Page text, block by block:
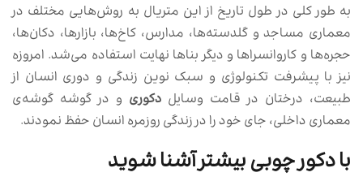
به طور کلی در طول تاریخ از این متریال به روش‌هایی مختلف در
معماری مساجد و گلدسته‌ها، مدارس، کاخ‌ها، بازارها، دکان‌ها،
حجره‌ها و کاروانسراها و دیگر بناها نهایت استفاده می‌شد. امروزه
نیز با پیشرفت تکنولوژی و سبک نوین زندگی و دوری انسان از
طبیعت، درختان در قامت وسایل دکوری و در گوشه گوشه‌ی
معماری داخلی، جای خود را در زندگی روزمره انسان حفظ نمودند.
با دکور چوبی بیشتر آشنا شوید